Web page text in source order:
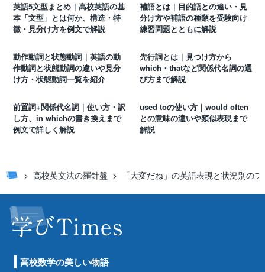
英語5文型まとめ｜高校英語の基
本「文型」とは何か、構造・特
徴・見分け方を例文で解説
補語とは｜目的語との違い・見
分け方や補語の種類を受験向け
練習問題とともに解説
動作動詞と状態動詞｜英語の動
作動詞と状態動詞の違いや見分
け方・状態動詞一覧を紹介
先行詞とは｜見つけ方から
which・thatなど関係代名詞の選
び方まで解説
前置詞+関係代名詞｜使い方・訳
し方、in whichの書き換えまで
例文で詳しく解説
used toの使い方｜would often
との意味の違いや類似表現まで
解説
高校英文法の羅針盤 「大変だね」の英語表現と状況別の
高校数学の美しい物語